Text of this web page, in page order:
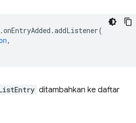
.onEntryAdded .addListener(
,
ditambahkan ke daftar